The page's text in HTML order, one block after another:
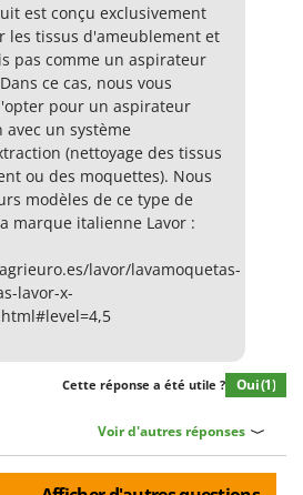
est conçu exclusivement
les tissus d'ameublement et
pas comme un aspirateur
ce cas, nous vous
pour un aspirateur
un système
(nettoyage des tissus
ou des moquettes). Nous
modèles de ce type de
marque italienne Lavor :
lavor/lavamoquetas-
lavor-x-
Cette réponse a été utile ? Oui(1)
Voir d'autres réponses